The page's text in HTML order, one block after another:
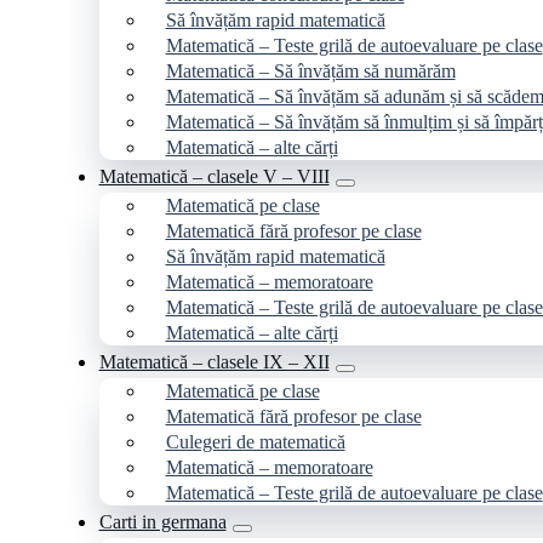
Să învățăm rapid matematică
Matematică – Teste grilă de autoevaluare pe clase
Matematică – Să învățăm să numărăm
Matematică – Să învățăm să adunăm și să scădem
Matematică – Să învățăm să înmulțim și să
Matematică – alte cărți
Matematică – clasele V – VIII
Matematică pe clase
Matematică fără profesor pe clase
Să învățăm rapid matematică
Matematică – memoratoare
Matematică – Teste grilă de autoevaluare pe
Matematică – alte cărți
Matematică – clasele IX – XII
Matematică pe clase
Matematică fără profesor pe clase
Culegeri de matematică
Matematică – memoratoare
Matematică – Teste grilă de autoevaluare pe clase
Carti in germana